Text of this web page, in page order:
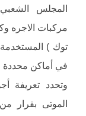
المجلس
مركبات الاجره
توك )
في أماكن محددة
وتحدد تعریفة
الموتى بقرار